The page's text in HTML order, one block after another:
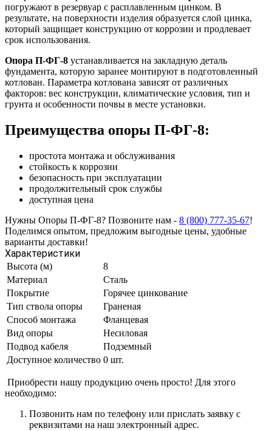
погружают в резервуар с расплавленным цинком. В
результате, на поверхности изделия образуется слой цинка,
который защищает конструкцию от коррозии и продлевает
срок использования.
Опора П-ФГ-8 устанавливается на закладную деталь
фундамента, которую заранее монтируют в подготовленный
котлован. Параметра котлована зависят от различных
факторов: вес конструкции, климатические условия, тип и
грунта и особенности почвы в месте установки.
Преимущества опоры П-ФГ-8:
простота монтажа и обслуживания
стойкость к коррозии
безопасность при эксплуатации
продолжительный срок службы
доступная цена
Нужны Опоры П-ФГ-8? Позвоните нам - 8 (800) 777-35-67!
Поделимся опытом, предложим выгодные цены, удобные
варианты доставки!
Характеристики
Высота (м)
8
Материал
Сталь
Покрытие
Горячее цинкование
Тип ствола опоры
Граненая
Способ монтажа
Фланцевая
Вид опоры
Несиловая
Подвод кабеля
Подземный
Доступное количество 0 шт.
Приобрести нашу продукцию очень просто! Для этого
необходимо:
Позвонить нам по телефону или прислать заявку с
реквизитами на наш электронный адрес.